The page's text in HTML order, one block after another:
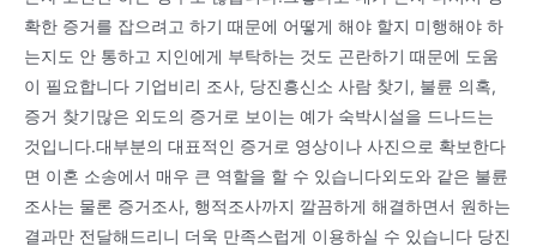
확한 증거를 잡으려고 하기 때문에 어떻게 해야 할지 미행해야 하
는지도 안 통하고 지인에게 부탁하는 것도 곤란하기 때문에 도움
이 필요합니다 기업비리 조사, 당진흥신소 사람 찾기, 불륜 의혹,
증거 찾기많은 외도의 증거로 보이는 예가 숙박시설을 드나드는
것입니다.대부분의 대표적인 증거로 영상이나 사진으로 확보한다
면 이혼 소송에서 매우 큰 역할을 할 수 있습니다외도와 같은 불륜
조사는 물론 증거조사, 행적조사까지 깔끔하게 해결하면서 원하는
결과만 전달해드리니 더욱 만족스럽게 이용하실 수 있습니다 당진